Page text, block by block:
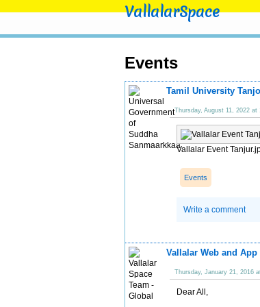
VallalarSpace
Events
Tamil University
Thursday, August 11, 2022 at
Vallalar Event
Events
Write a comment
Vallalar Web and
Thursday, January 21, 2016
Dear All,